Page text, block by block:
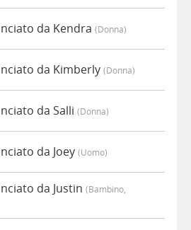
da Kendra (donna)
da Kimberly (donna)
da Salli (donna)
da Joey (uomo)
da Justin (bambino,